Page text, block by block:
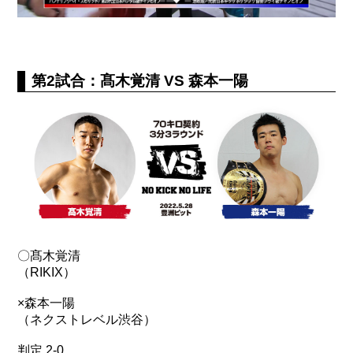
第2試合：髙木覚清 VS 森本一陽
〇髙木覚清
（RIKIX）
×森本一陽
（ネクストレベル渋谷）
判定 2-0